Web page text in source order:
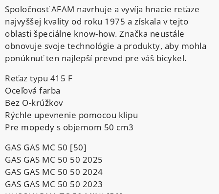
Spoločnosť AFAM navrhuje a vyvíja hnacie reťaze
najvyššej kvality od roku 1975 a získala v tejto
oblasti špeciálne know-how. Značka neustále
obnovuje svoje technológie a produkty, aby mohla
ponúknuť ten najlepší prevod pre váš bicykel.
Reťaz typu 415 F
Oceľová farba
Bez O-krúžkov
Rýchle upevnenie pomocou klipu
Pre mopedy s objemom 50 cm3
GAS GAS MC 50 [50]
GAS GAS MC 50 50 2025
GAS GAS MC 50 50 2024
GAS GAS MC 50 50 2023